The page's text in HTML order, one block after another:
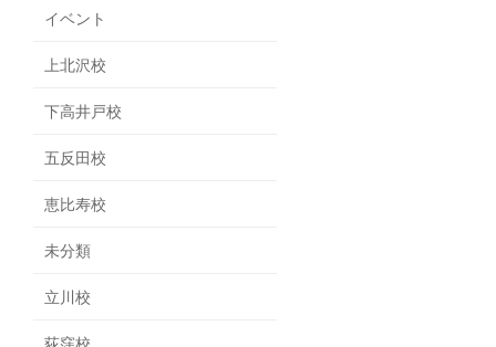
イベント
上北沢校
下高井戸校
五反田校
恵比寿校
未分類
立川校